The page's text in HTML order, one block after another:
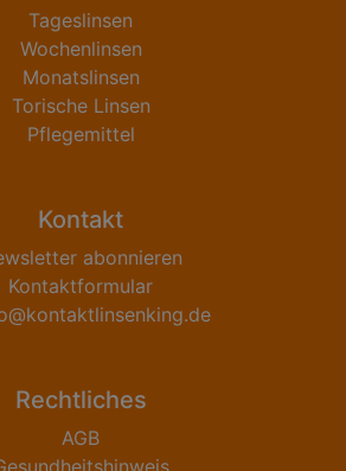
Tageslinsen
Wochenlinsen
Monatslinsen
Torische Linsen
Pflegemittel
Kontakt
abonnieren
Kontaktformular
Rechtliches
AGB